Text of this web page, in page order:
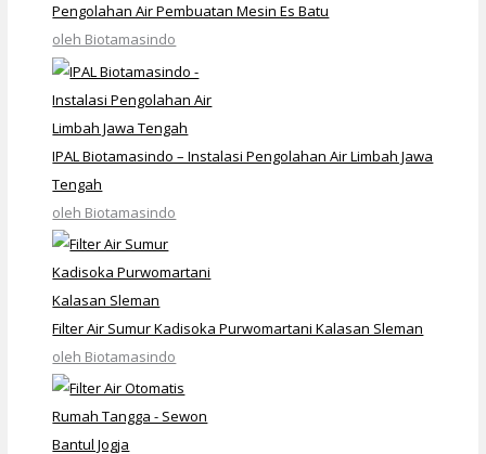
Pengolahan Air Pembuatan Mesin Es Batu
oleh Biotamasindo
IPAL Biotamasindo – Instalasi Pengolahan Air Limbah Jawa
Tengah
oleh Biotamasindo
Filter Air Sumur Kadisoka Purwomartani Kalasan Sleman
oleh Biotamasindo